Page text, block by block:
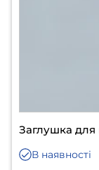
Заглушка для
В наявності